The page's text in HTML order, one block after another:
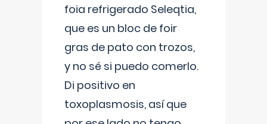
foia refrigerado Seleqtia,
que es un bloc de foir
gras de pato con trozos,
y no sé si puedo comerlo.
Di positivo en
toxoplasmosis, así que